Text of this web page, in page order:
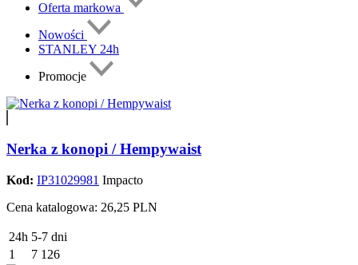
Oferta markowa
Nowości
STANLEY 24h
Promocje
Nerka z konopi / Hempywaist
Kod: IP31029981 Impacto
Cena katalogowa: 26,25 PLN
24h 5-7 dni
1
7 126